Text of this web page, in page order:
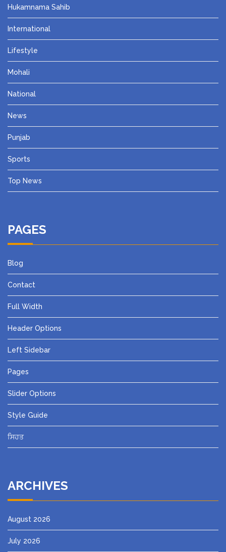
Hukamnama Sahib
International
Lifestyle
Mohali
National
News
Punjab
Sports
Top News
PAGES
Blog
Contact
Full Width
Header Options
Left Sidebar
Pages
Slider Options
Style Guide
ਸਿਹਤ
ARCHIVES
August 2026
July 2026